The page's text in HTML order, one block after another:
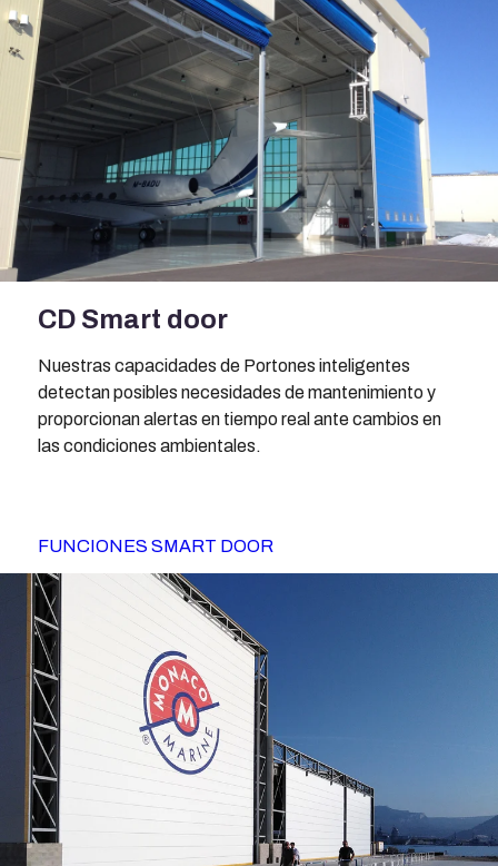
CD Smart door
Nuestras capacidades de Portones inteligentes
detectan posibles necesidades de mantenimiento y
proporcionan alertas en tiempo real ante cambios en
las condiciones ambientales.
FUNCIONES SMART DOOR